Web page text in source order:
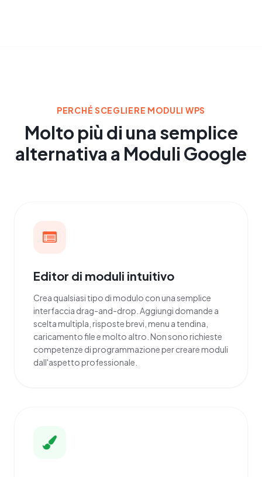
PERCHÉ SCEGLIERE MODULI WPS
Molto più di una semplice
alternativa a Moduli Google
Editor di moduli intuitivo
Crea qualsiasi tipo di modulo con una semplice
interfaccia drag-and-drop. Aggiungi domande a
scelta multipla, risposte brevi, menu a tendina,
caricamento file e molto altro. Non sono richieste
competenze di programmazione per creare moduli
dall'aspetto professionale.